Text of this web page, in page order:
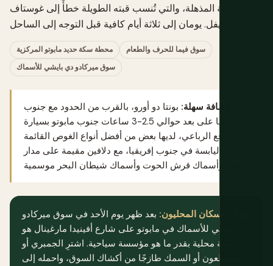
المركزية المذهلة، والتي تُنسب قبته الطويلة خطأً إلى غوستاف
محطة سكة حديد مابوتو المركزية
سوق فيما للحرف والطعام
سوق ميركادو دي بايشي للأسماك
إضافة سهلة: بونتا دو أورو، بالقرب من الحدود مع جنوب
إفريقيا على بعد حوالي 2.5-3 ساعات جنوب مابوتو بسيارة
الدفع الرباعي، لديها بعض من أفضل أنواع الغوص القائمة
على اليابسة في جنوب إفريقيا، مع دلافين مقيمة على مدار
يعرف السكان المحليون: بعد ظهر يوم الأحد في سوق ميركادو
دي بايشي للأسماك في مابوتو على شارع أفينيدا مارغينال هو
مؤسسة محلية بقدر ما هو مؤسسة سياحية. اشترِ الجمبري أو
السلطعون أو السمك طازجًا من أكشاك السوق، واحمله إلى